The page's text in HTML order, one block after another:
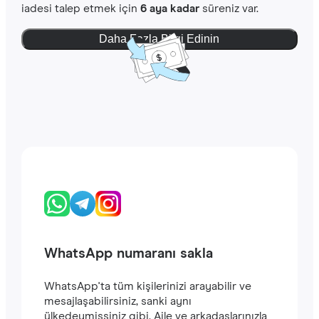
iadesi talep etmek için 6 aya kadarsüreniz var.
Daha Fazla Bilgi Edinin
WhatsApp numaranı sakla
WhatsApp'ta tüm kişilerinizi arayabilir ve
mesajlaşabilirsiniz, sanki aynı
ülkedeymişsiniz gibi. Aile ve arkadaşlarınızla